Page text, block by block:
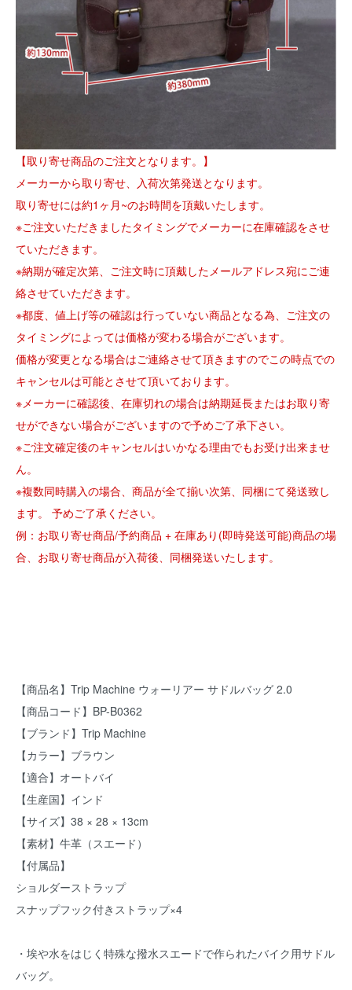
【取り寄せ商品のご注文となります。】
メーカーから取り寄せ、入荷次第発送となります。
取り寄せには約1ヶ月~のお時間を頂戴いたします。
※ご注文いただきましたタイミングでメーカーに在庫確認をさせ
ていただきます。
※納期が確定次第、ご注文時に頂戴したメールアドレス宛にご連
絡させていただきます。
※都度、値上げ等の確認は行っていない商品となる為、ご注文の
タイミングによっては価格が変わる場合がございます。
価格が変更となる場合はご連絡させて頂きますのでこの時点での
キャンセルは可能とさせて頂いております。
※メーカーに確認後、在庫切れの場合は納期延長またはお取り寄
せができない場合がございますので予めご了承下さい。
※ご注文確定後のキャンセルはいかなる理由でもお受け出来ませ
ん。
※複数同時購入の場合、商品が全て揃い次第、同梱にて発送致し
ます。 予めご了承ください。
例：お取り寄せ商品/予約商品 + 在庫あり(即時発送可能)商品の場
合、お取り寄せ商品が入荷後、同梱発送いたします。
【商品名】Trip Machine ウォーリアー サドルバッグ 2.0
【商品コード】BP-B0362
【ブランド】Trip Machine
【カラー】ブラウン
【適合】オートバイ
【生産国】インド
【サイズ】38 × 28 × 13cm
【素材】牛革（スエード）
【付属品】
ショルダーストラップ
スナップフック付きストラップ×4
・埃や水をはじく特殊な撥水スエードで作られたバイク用サドル
バッグ。